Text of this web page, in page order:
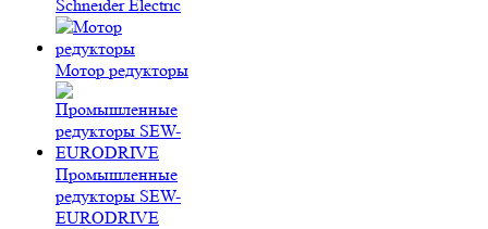
Schneider Electric
Мотор редукторы
Промышленные
редукторы SEW-
EURODRIVE